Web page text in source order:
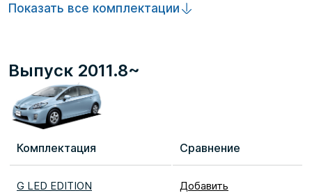
Показать все комплектации
Выпуск 2011.8~
Комплектация Сравнение
G LED EDITION Добавить